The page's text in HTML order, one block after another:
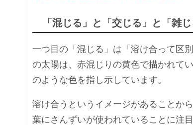
「混じる」と「交じる」と「雑
一つ目の「混じる」は「溶け合って区
の太陽は、赤混じりの黄色で描かれて
のような色を指し示しています。
溶け合うというイメージがあることか
葉にさんずいが使われていることに注